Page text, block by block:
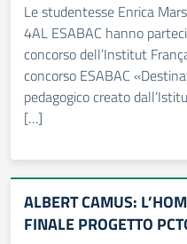
Le studentesse Enrica
4AL ESABAC hanno
concorso dell’Institut
concorso ESABAC
pedagogico creato
[…]
ALBERT CAMUS:
FINALE PROGETTO